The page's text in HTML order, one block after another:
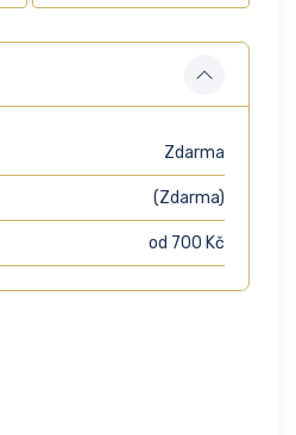
Zdarma
(Zdarma)
od 700 Kč